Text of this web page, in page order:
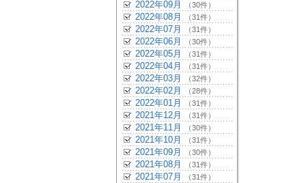
2022年09月 （30件）
2022年08月 （31件）
2022年07月 （31件）
2022年06月 （30件）
2022年05月 （31件）
2022年04月 （31件）
2022年03月 （32件）
2022年02月 （28件）
2022年01月 （31件）
2021年12月 （31件）
2021年11月 （30件）
2021年10月 （31件）
2021年09月 （30件）
2021年08月 （31件）
2021年07月 （31件）